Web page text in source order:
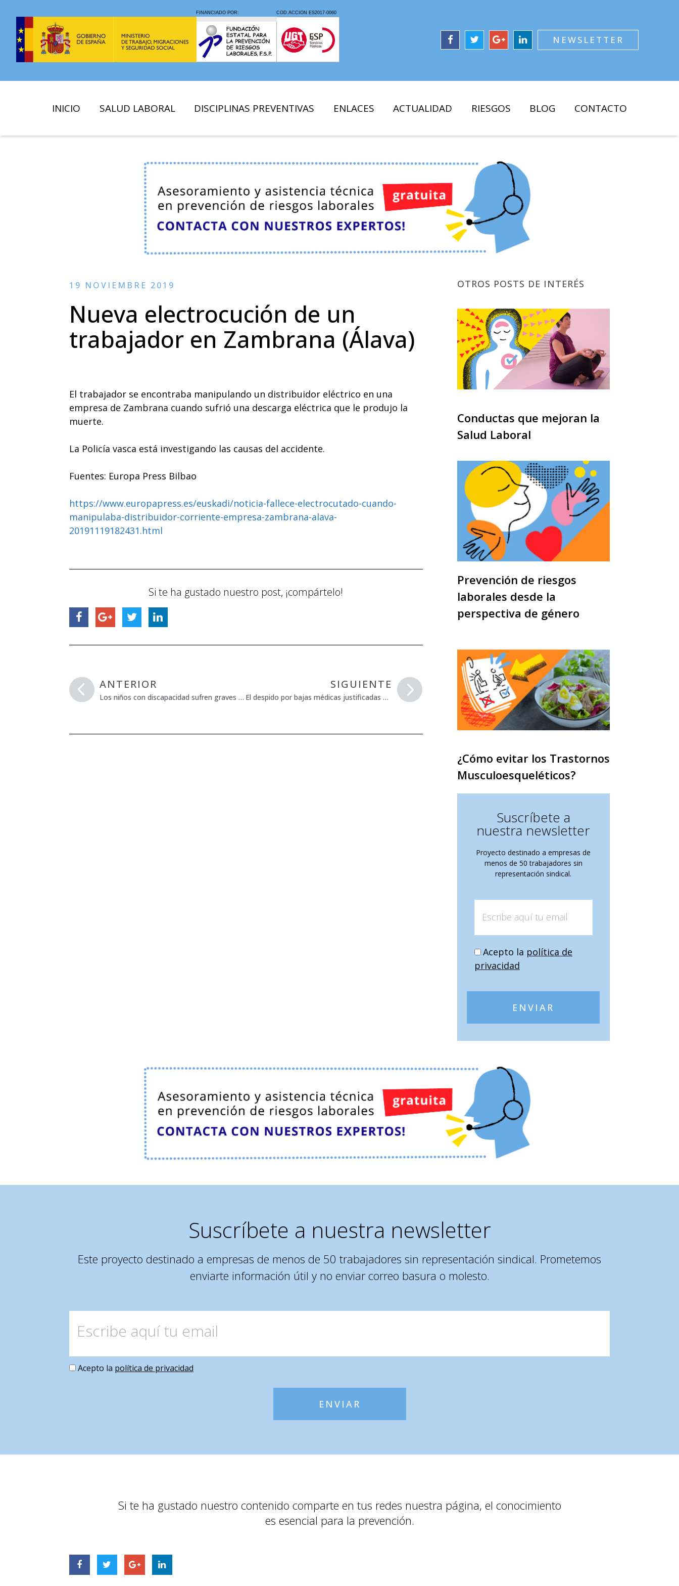
NEWSLETTER
INICIO SALUD LABORAL DISCIPLINAS PREVENTIVAS ENLACES ACTUALIDAD RIESGOS BLOG CONTACTO
19 NOVIEMBRE 2019
Nueva electrocución de un
trabajador en Zambrana (Álava)
El trabajador se encontraba manipulando un distribuidor eléctrico en una
empresa de Zambrana cuando sufrió una descarga eléctrica que le produjo la
muerte.
La Policía vasca está investigando las causas del accidente.
Fuentes: Europa Press Bilbao
https://www.europapress.es/euskadi/noticia-fallece-electrocutado-cuando-
manipulaba-distribuidor-corriente-empresa-zambrana-alava-
20191119182431.html
Si te ha gustado nuestro post, ¡compártelo!
ANTERIOR
Los niños con discapacidad sufren graves situaciones de desigualdad y exclusión en España
SIGUIENTE
El despido por bajas médicas justificadas vigente desde el 2015.
OTROS POSTS DE INTERÉS
Conductas que mejoran la
Salud Laboral
Prevención de riesgos
laborales desde la
perspectiva de género
¿Cómo evitar los Trastornos
Musculoesqueléticos?
Suscríbete a
nuestra newsletter
Proyecto destinado a empresas de
menos de 50 trabajadores sin
representación sindical.
Acepto la política de
privacidad
ENVIAR
Suscríbete a nuestra newsletter
Este proyecto destinado a empresas de menos de 50 trabajadores sin representación sindical. Prometemos
enviarte información útil y no enviar correo basura o molesto.
Acepto la política de privacidad
ENVIAR
Si te ha gustado nuestro contenido comparte en tus redes nuestra página, el conocimiento
es esencial para la prevención.